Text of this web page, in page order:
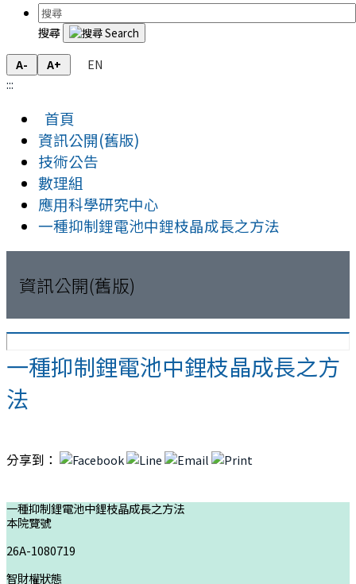
搜尋
A- A+
EN
:::
首頁
資訊公開(舊版)
技術公告
數理組
應用科學研究中心
一種抑制鋰電池中鋰枝晶成長之方法
資訊公開(舊版)
一種抑制鋰電池中鋰枝晶成長之方
法
分享到：
一種抑制鋰電池中鋰枝晶成長之方法
本院覽號
26A-1080719
智財權狀態